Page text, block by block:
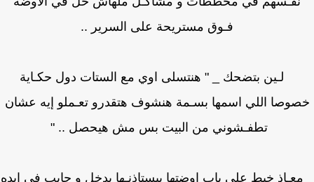
فـوق مستريحة على السرير ..
لـين بتضحك _ " هنتسلى اوي مع الستات دول حكـاية
اللي اسمها بسـمة هنشوف هتقدرو تعـملو إيه عشان
تطفـشوني من البيت بس مش هيحصل .. "
خبط على باب اوضتها بيستاذنـها يدخل و جايب في إيده